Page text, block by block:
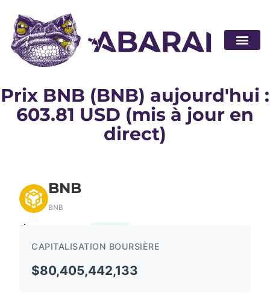
Prix BNB (BNB) aujourd'hui :
603.81 USD (mis à jour en
direct)
BNB
BNB
$603.81
CAPITALISATION BOURSIÈRE
$80,405,442,133